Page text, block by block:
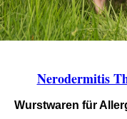
Nerodermitis
Wurstwaren für